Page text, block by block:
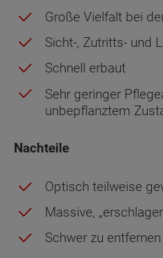
Große Vielfalt bei
Sicht-, Zutritts- und
Schnell erbaut
Sehr geringer
unbepflanztem
Nachteile
Optisch teilweise
Massive,
Schwer zu entfernen